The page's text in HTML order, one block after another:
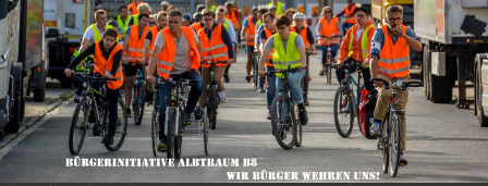
Skip
to
content